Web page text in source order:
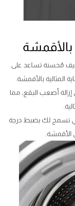
مُحسنة تساعد على
المثالية بالأقمشة.
إزالة أصعب البقع، مما
تسمح لك بضبط درجة
الأقمشة.